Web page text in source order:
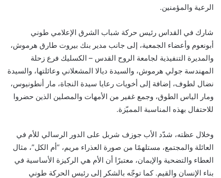
الرعية والمؤمنين.
شارك في القداس رئيس حركة شباب الشرق الإعلامي طوني
أبونعوم وأعضاء الجمعية، إلى جانب مدير بنك بيروت طارق هرموش،
والمديرة التنفيذية لجامعة الروح القدس – الكسليك فرع زحلة
المهندسة جولي هرموش، والسيدة ديالا المشعلاني وعائلتها، والسيدة
نضال لطوف، إضافة إلى أخويات رعايا سيدة النجاة، مار أنطونيوس،
ومار الياس الطوق، وجمع غفير من الأمهات والمصلين الذين حضروا
للاحتفال بهذه المناسبة المميّزة.
وخلال عظته، شدّد الأب جوزف شربل على الدور الرسالي للأم في
العائلة والمجتمع، مستلهمًا من صورة العذراء مريم، “أم الكل”، مثال
العطاء والتضحية والإيمان، معتبرًا أن الأم هي الركيزة الأساسية في
بناء الإنسان والقيم. كما توجّه بالشكر إلى رئيس الحركة طوني